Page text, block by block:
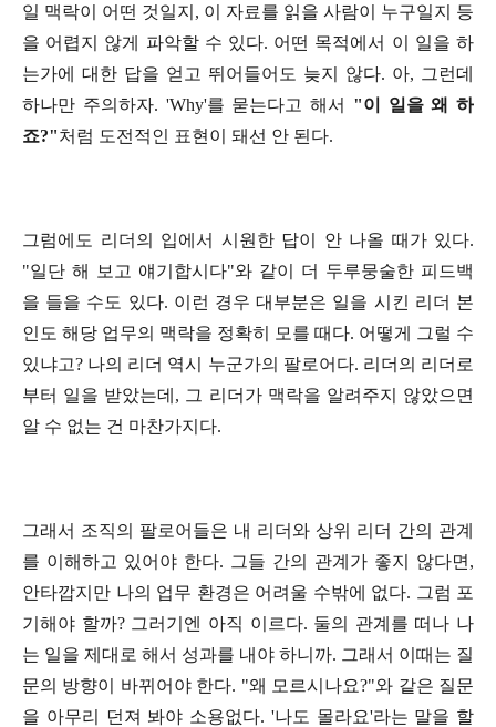
일 맥락이 어떤 것일지, 이 자료를 읽을 사람이 누구일지 등
을 어렵지 않게 파악할 수 있다. 어떤 목적에서 이 일을 하
는가에 대한 답을 얻고 뛰어들어도 늦지 않다. 아, 그런데
하나만 주의하자. 'Why'를 묻는다고 해서
"이 일을 왜 하
죠?"처럼 도전적인 표현이 돼선 안 된다.
그럼에도 리더의 입에서 시원한 답이 안 나올 때가 있다.
"일단 해 보고 얘기합시다"와 같이 더 두루뭉술한 피드백
을 들을 수도 있다. 이런 경우 대부분은 일을 시킨 리더 본
인도 해당 업무의 맥락을 정확히 모를 때다. 어떻게 그럴 수
있냐고? 나의 리더 역시 누군가의 팔로어다. 리더의 리더로
부터 일을 받았는데, 그 리더가 맥락을 알려주지 않았으면
알 수 없는 건 마찬가지다.
그래서 조직의 팔로어들은 내 리더와 상위 리더 간의 관계
를 이해하고 있어야 한다. 그들 간의 관계가 좋지 않다면,
안타깝지만 나의 업무 환경은 어려울 수밖에 없다. 그럼 포
기해야 할까? 그러기엔 아직 이르다. 둘의 관계를 떠나 나
는 일을 제대로 해서 성과를 내야 하니까. 그래서 이때는 질
문의 방향이 바뀌어야 한다. "왜 모르시나요?"와 같은 질문
을 아무리 던져 봐야 소용없다. '나도 몰라요'라는 말을 할